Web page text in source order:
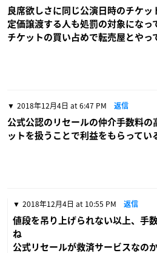
良席欲しさに同じ公演日時のチケッ
定価譲渡する人も処罰の対象になっ
チケットの買い占めで転売屋とやっ
2018年12月4日 at 6:47 PM 返信
公式公認のリセールの仲介手数料の
ットを扱うことで利益をもらってい
2018年12月4日 at 10:55 PM 返信
値段を吊り上げられない以上、手
ね
公式リセールが救済サービスなの